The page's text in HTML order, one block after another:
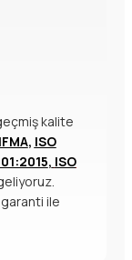
kalite
, ISO
, ISO
ile